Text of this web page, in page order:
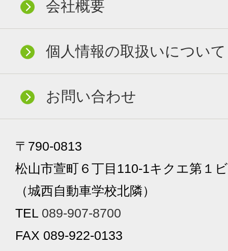
会社概要
個人情報の取扱いについて
お問い合わせ
〒790-0813
松山市萱町６丁目110-1キクエ第１
（城西自動車学校北隣）
TEL 089-907-8700
FAX 089-922-0133